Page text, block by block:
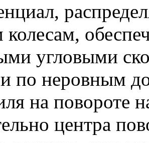
угловыми
по неровным
на повороте
центра